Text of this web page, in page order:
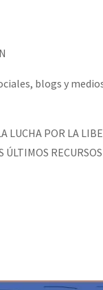
blogs y
LUCHA POR LA